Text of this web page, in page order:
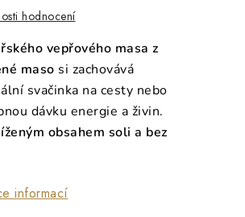
hodnocení
vepřového masa z
maso si zachovává
svačinka na cesty nebo
dávku energie a živin.
obsahem soli a bez
informací